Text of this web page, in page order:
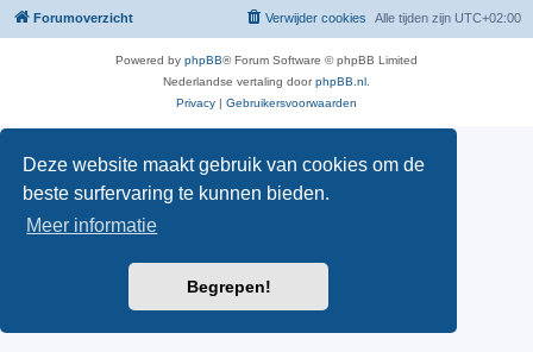
Deze website maakt gebruik van cookies om de
beste surfervaring te kunnen bieden.
Meer informatie
Begrepen!
Forumoverzicht Alle tijden zijn UTC+02:00
Verwijder cookies
Powered by phpBB® Forum Software © phpBB Limited
Nederlandse vertaling doorphpBB.nl
Privacy | Gebruikersvoorwaarden